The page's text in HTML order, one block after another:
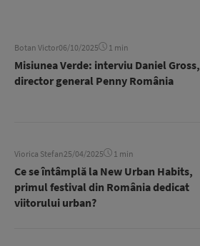
Botan Victor06/10/2025 1 min
Misiunea Verde: interviu Daniel Gross,
director general Penny România
Viorica Stefan25/04/2025 1 min
Ce se întâmplă la New Urban Habits,
primul festival din România dedicat
viitorului urban?